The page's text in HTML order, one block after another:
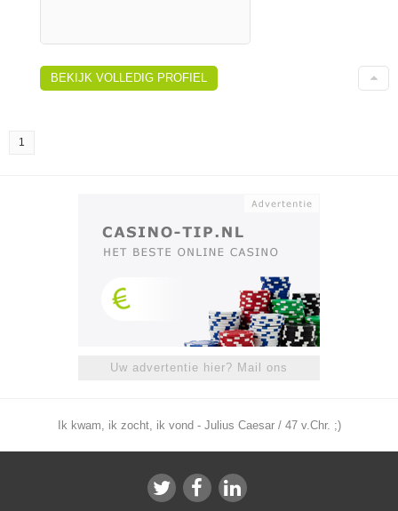
BEKIJK VOLLEDIG PROFIEL
1
Uw advertentie hier? Mail ons
Ik kwam, ik zocht, ik vond - Julius Caesar / 47 v.Chr. ;)